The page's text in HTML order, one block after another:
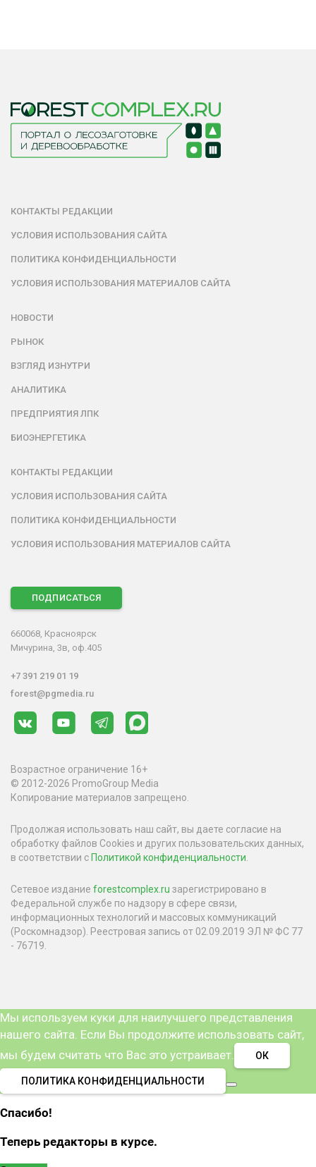
КОНТАКТЫ РЕДАКЦИИ
УСЛОВИЯ ИСПОЛЬЗОВАНИЯ САЙТА
ПОЛИТИКА КОНФИДЕНЦИАЛЬНОСТИ
УСЛОВИЯ ИСПОЛЬЗОВАНИЯ МАТЕРИАЛОВ САЙТА
НОВОСТИ
РЫНОК
ВЗГЛЯД ИЗНУТРИ
АНАЛИТИКА
ПРЕДПРИЯТИЯ ЛПК
БИОЭНЕРГЕТИКА
КОНТАКТЫ РЕДАКЦИИ
УСЛОВИЯ ИСПОЛЬЗОВАНИЯ САЙТА
ПОЛИТИКА КОНФИДЕНЦИАЛЬНОСТИ
УСЛОВИЯ ИСПОЛЬЗОВАНИЯ МАТЕРИАЛОВ САЙТА
ПОДПИСАТЬСЯ
660068, Красноярск
Мичурина, 3в, оф.405
+7 391 219 01 19
forest@pgmedia.ru
Возрастное ограничение 16+
© 2012-2026 PromoGroup Media
Копирование материалов запрещено.
Продолжая использовать наш сайт, вы даете согласие на
обработку файлов Cookies и других пользовательских данных,
в соответствии с Политикой конфиденциальности.
Сетевое издание forestcomplex.ru зарегистрировано в
Федеральной службе по надзору в сфере связи,
информационных технологий и массовых коммуникаций
(Роскомнадзор). Реестровая запись от 02.09.2019 ЭЛ № ФС 77
- 76719.
Мы используем куки для наилучшего представления
нашего сайта. Если Вы продолжите использовать сайт,
мы будем считать что Вас это устраивает.
ОК
ПОЛИТИКА КОНФИДЕНЦИАЛЬНОСТИ
Спасибо!
Теперь редакторы в курсе.